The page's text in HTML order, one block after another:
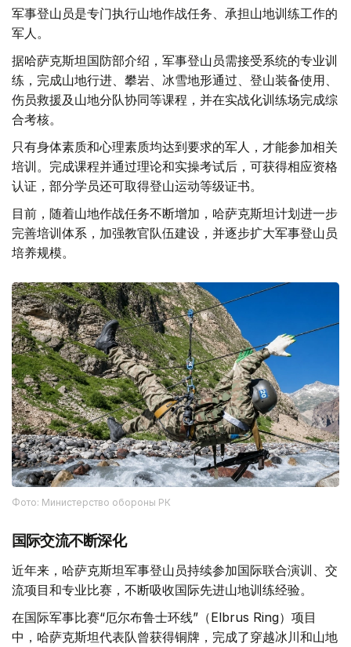
军事登山员是专门执行山地作战任务、承担山地训练工作的
军人。
据哈萨克斯坦国防部介绍，军事登山员需接受系统的专业训
练，完成山地行进、攀岩、冰雪地形通过、登山装备使用、
伤员救援及山地分队协同等课程，并在实战化训练场完成综
合考核。
只有身体素质和心理素质均达到要求的军人，才能参加相关
培训。完成课程并通过理论和实操考试后，可获得相应资格
认证，部分学员还可取得登山运动等级证书。
目前，随着山地作战任务不断增加，哈萨克斯坦计划进一步
完善培训体系，加强教官队伍建设，并逐步扩大军事登山员
培养规模。
Фото: Министерство обороны РК
国际交流不断深化
近年来，哈萨克斯坦军事登山员持续参加国际联合演训、交
流项目和专业比赛，不断吸收国际先进山地训练经验。
在国际军事比赛“厄尔布鲁士环线”（Elbrus Ring）项目
中，哈萨克斯坦代表队曾获得铜牌，完成了穿越冰川和山地